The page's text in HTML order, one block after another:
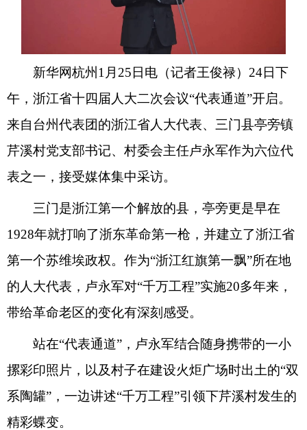
新华网杭州1月25日电（记者王俊禄）24日下
午，浙江省十四届人大二次会议“代表通道”开启。
来自台州代表团的浙江省人大代表、三门县亭旁镇
芹溪村党支部书记、村委会主任卢永军作为六位代
表之一，接受媒体集中采访。
三门是浙江第一个解放的县，亭旁更是早在
1928年就打响了浙东革命第一枪，并建立了浙江省
第一个苏维埃政权。作为“浙江红旗第一飘”所在地
的人大代表，卢永军对“千万工程”实施20多年来，
带给革命老区的变化有深刻感受。
站在“代表通道”，卢永军结合随身携带的一小
摞彩印照片，以及村子在建设火炬广场时出土的“双
系陶罐”，一边讲述“千万工程”引领下芹溪村发生的
精彩蝶变。